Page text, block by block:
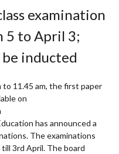
examination
5 to April 3;
inducted
to 11.45 am, the first paper
on
has announced a
The examinations
3rd April. The board